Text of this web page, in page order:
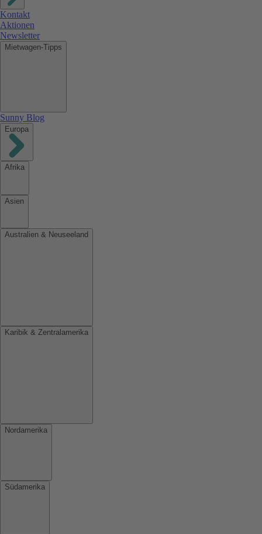
Kontakt
Aktionen
Newsletter
Mietwagen-Tipps
Sunny Blog
Europa
Afrika
Asien
Australien & Neuseeland
Karibik & Zentralamerika
Nordamerika
Südamerika